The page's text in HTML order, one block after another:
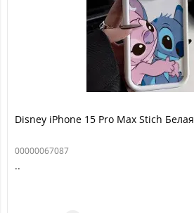
Disney iPhone 15 Pro Max Stich Белая
00000067087
..